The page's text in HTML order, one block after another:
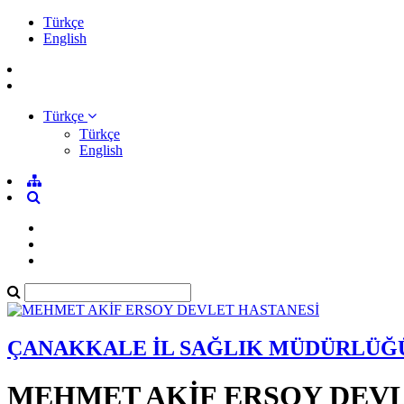
Türkçe
English
Türkçe
Türkçe
English
ÇANAKKALE İL SAĞLIK
MEHMET AKİF ERSOY